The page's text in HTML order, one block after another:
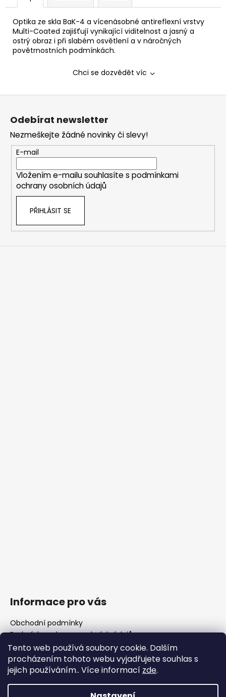
Tento web používá soubory cookie. Dalším
procházením tohoto webu vyjadřujete souhlas s
jejich používáním.. Více informací zde.
Optika ze skla BaK-4 a vícenásobné antireflexní vrstvy
Multi-Coated zajišťují vynikající viditelnost a jasný a
ostrý obraz i při slabém osvětlení a v náročných
povětrnostních podmínkách.
Chci se dozvědět víc
Z
Odebírat newsletter
Nezmeškejte žádné novinky či slevy!
E-mail
Vložením e-mailu souhlasíte s podmínkami
ochrany osobních údajů
PŘIHLÁSIT SE
Informace pro vás
Obchodní podmínky
Podmínky ochrany osobních údajů
Fotogalerie
FAQ - časté dotazy
Polotovary hlavní